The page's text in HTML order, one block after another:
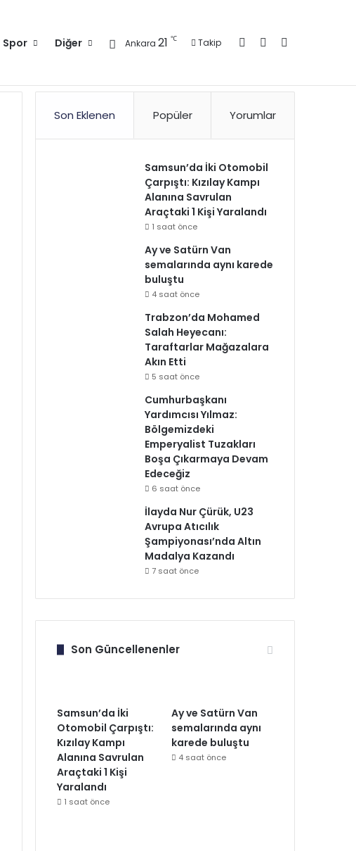
Spor Diğer Ankara 21 ℃ Takip Kayıt OlKenar Bölmesi
Son Eklenen Popüler Yorumlar
Samsun’da İki Otomobil
Çarpıştı: Kızılay Kampı
Alanına Savrulan
Araçtaki 1 Kişi Yaralandı
1 saat önce
Ay ve Satürn Van
semalarında aynı karede
buluştu
4 saat önce
Trabzon’da Mohamed
Salah Heyecanı:
Taraftarlar Mağazalara
Akın Etti
5 saat önce
Cumhurbaşkanı
Yardımcısı Yılmaz:
Bölgemizdeki
Emperyalist Tuzakları
Boşa Çıkarmaya Devam
Edeceğiz
6 saat önce
İlayda Nur Çürük, U23
Avrupa Atıcılık
Şampiyonası’nda Altın
Madalya Kazandı
7 saat önce
Son Güncellenenler
Samsun’da İki
Otomobil Çarpıştı:
Kızılay Kampı
Alanına Savrulan
Araçtaki 1 Kişi
Yaralandı
1 saat önce
Ay ve Satürn Van
semalarında aynı
karede buluştu
4 saat önce